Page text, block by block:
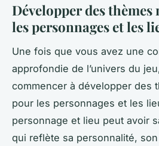
Développer des
les personnages et les
Une fois que vous avez une
approfondie de l’univers du
commencer à développer des
pour les personnages et les
personnage et lieu peut avoir
qui reflète sa personnalité,